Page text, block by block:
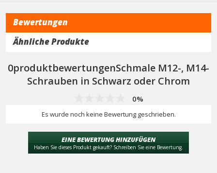
Bewertungen
Ähnliche Produkte
0produktbewertungenSchmale M12-, M14-
Schrauben in Schwarz oder Chrom
0%
Es wurde noch keine Bewertung geschrieben.
EINE BEWERTUNG HINZUFÜGEN
Haben Sie dieses Produkt gekauft? Schreiben Sie eine Bewertung.